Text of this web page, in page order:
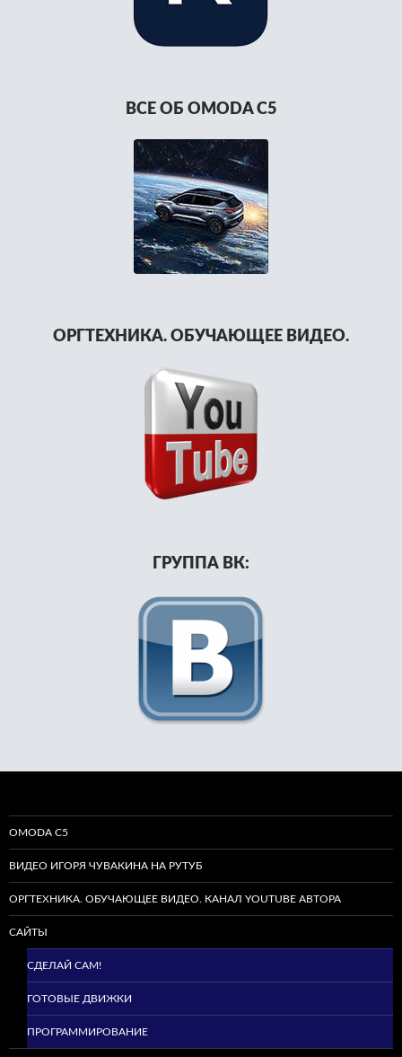
ВСЕ ОБ OMODA C5
ОРГТЕХНИКА. ОБУЧАЮЩЕЕ ВИДЕО.
ГРУППА ВК:
OMODA C5
ВИДЕО ИГОРЯ ЧУВАКИНА НА РУТУБ
ОРГТЕХНИКА. ОБУЧАЮЩЕЕ ВИДЕО. КАНАЛ YOUTUBE АВТОРА
САЙТЫ
СДЕЛАЙ САМ!
ГОТОВЫЕ ДВИЖКИ
ПРОГРАММИРОВАНИЕ